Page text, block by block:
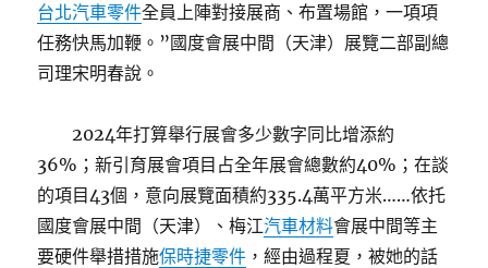
台北汽車零件全員上陣對接展商、布置場館，一項項
任務快馬加鞭。”國度會展中間（天津）展覽二部副總
司理宋明春說。
2024年打算舉行展會多少數字同比增添約
36%；新引育展會項目占全年展會總數約40%；在談
的項目43個，意向展覽面積約335.4萬平方米……依托
國度會展中間（天津）、梅江汽車材料會展中間等主
要硬件舉措措施保時捷零件 ，經由過程夏，被她的話